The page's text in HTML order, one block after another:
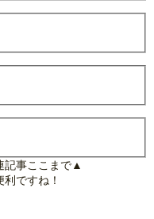
記事ここまで▲
ですね！